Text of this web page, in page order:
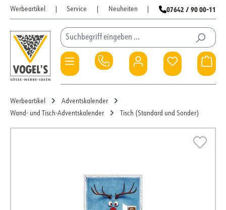
Zum Hauptinhalt springen
Werbeartikel Service Neuheiten 07642 / 90 00-11
Du hast 0
Werbeartikel
Adventskalender
Wand- und Tisch-Adventskalender
Tisch (Standard und Sonder)